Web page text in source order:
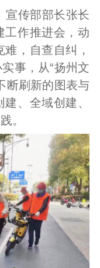
传部部长张长
工作推进会，动
，自查自纠，
事，从“扬州文
断刷新的图表与
、全域创建、
。